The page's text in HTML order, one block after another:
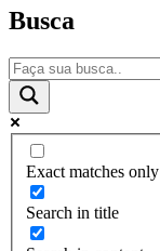
Busca
Exact matches only
Search in title